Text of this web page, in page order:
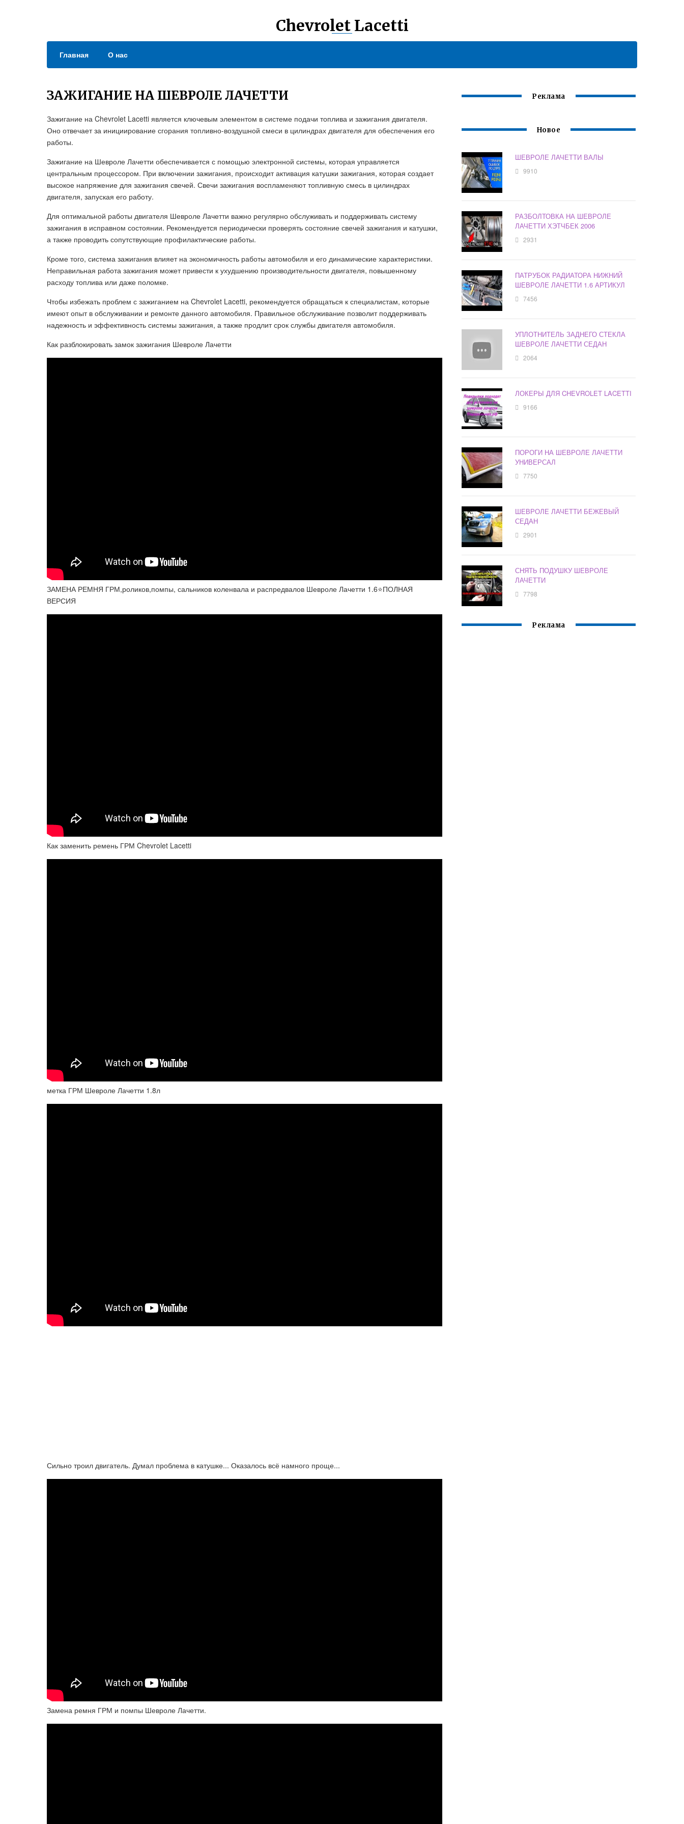
Chevrolet Lacetti
Главная О нас
ЗАЖИГАНИЕ НА ШЕВРОЛЕ ЛАЧЕТТИ
Зажигание на Chevrolet Lacetti является ключевым элементом в системе подачи топлива и зажигания двигателя.
Оно отвечает за инициирование сгорания топливно-воздушной смеси в цилиндрах двигателя для обеспечения его
работы.
Зажигание на Шевроле Лачетти обеспечивается с помощью электронной системы, которая управляется
центральным процессором. При включении зажигания, происходит активация катушки зажигания, которая создает
высокое напряжение для зажигания свечей. Свечи зажигания воспламеняют топливную смесь в цилиндрах
двигателя, запуская его работу.
Для оптимальной работы двигателя Шевроле Лачетти важно регулярно обслуживать и поддерживать систему
зажигания в исправном состоянии. Рекомендуется периодически проверять состояние свечей зажигания и катушки,
а также проводить сопутствующие профилактические работы.
Кроме того, система зажигания влияет на экономичность работы автомобиля и его динамические характеристики.
Неправильная работа зажигания может привести к ухудшению производительности двигателя, повышенному
расходу топлива или даже поломке.
Чтобы избежать проблем с зажиганием на Chevrolet Lacetti, рекомендуется обращаться к специалистам, которые
имеют опыт в обслуживании и ремонте данного автомобиля. Правильное обслуживание позволит поддерживать
надежность и эффективность системы зажигания, а также продлит срок службы двигателя автомобиля.
Как разблокировать замок зажигания Шевроле Лачетти
ЗАМЕНА РЕМНЯ ГРМ,роликов,помпы, сальников коленвала и распредвалов Шевроле Лачетти 1.6⭐ПОЛНАЯ
ВЕРСИЯ
Как заменить ремень ГРМ Chevrolet Lacetti
метка ГРМ Шевроле Лачетти 1.8л
Сильно троил двигатель. Думал проблема в катушке... Оказалось всё намного проще...
Замена ремня ГРМ и помпы Шевроле Лачетти.
Реклама
Новое
ШЕВРОЛЕ ЛАЧЕТТИ ВАЛЫ
9910
РАЗБОЛТОВКА НА ШЕВРОЛЕ
ЛАЧЕТТИ ХЭТЧБЕК 2006
2931
ПАТРУБОК РАДИАТОРА НИЖНИЙ
ШЕВРОЛЕ ЛАЧЕТТИ 1.6 АРТИКУЛ
7456
УПЛОТНИТЕЛЬ ЗАДНЕГО СТЕКЛА
ШЕВРОЛЕ ЛАЧЕТТИ СЕДАН
2064
ЛОКЕРЫ ДЛЯ CHEVROLET LACETTI
9166
ПОРОГИ НА ШЕВРОЛЕ ЛАЧЕТТИ
УНИВЕРСАЛ
7750
ШЕВРОЛЕ ЛАЧЕТТИ БЕЖЕВЫЙ
СЕДАН
2901
СНЯТЬ ПОДУШКУ ШЕВРОЛЕ
ЛАЧЕТТИ
7798
Реклама